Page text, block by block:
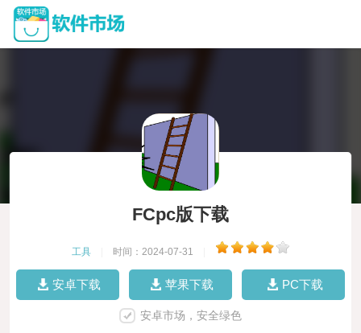
FCpc版下载
工具 时间：2024-07-31
安卓下载 苹果下载 PC下载
安卓市场，安全绿色